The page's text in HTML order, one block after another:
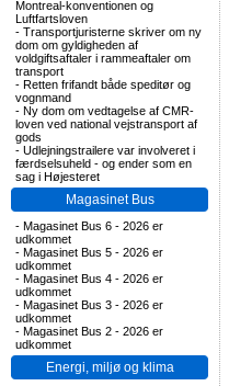
Montreal-konventionen og
Luftfartsloven
- Transportjuristerne skriver om ny
dom om gyldigheden af
voldgiftsaftaler i rammeaftaler om
transport
- Retten frifandt både speditør og
vognmand
- Ny dom om vedtagelse af CMR-
loven ved national vejstransport af
gods
- Udlejningstrailere var involveret i
færdselsuheld - og ender som en
sag i Højesteret
Magasinet Bus
- Magasinet Bus 6 - 2026 er
udkommet
- Magasinet Bus 5 - 2026 er
udkommet
- Magasinet Bus 4 - 2026 er
udkommet
- Magasinet Bus 3 - 2026 er
udkommet
- Magasinet Bus 2 - 2026 er
udkommet
Energi, miljø og klima